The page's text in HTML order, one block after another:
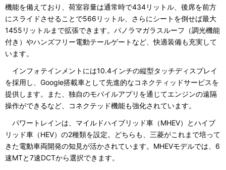
機能を備えており、荷室容量は通常時で434リットル、後席を前方
にスライドさせることで566リットル、さらにシートを倒せば最大
1455リットルまで拡張できます。パノラマガラスルーフ（調光機能
付き）やハンズフリー電動テールゲートなど、快適装備も充実して
います。
インフォテインメントには10.4インチの縦型タッチディスプレイ
を採用し、Google搭載車として先進的なコネクティッドサービスを
提供します。また、独自のモバイルアプリを通じてエンジンの遠隔
操作ができるなど、コネクテッド機能も強化されています。
パワートレインは、マイルドハイブリッド車（MHEV）とハイブ
リッド車（HEV）の2種類を設定。どちらも、三菱がこれまで培って
きた電動車両開発の知見が活かされています。MHEVモデルでは、6
速MTと7速DCTから選択できます。